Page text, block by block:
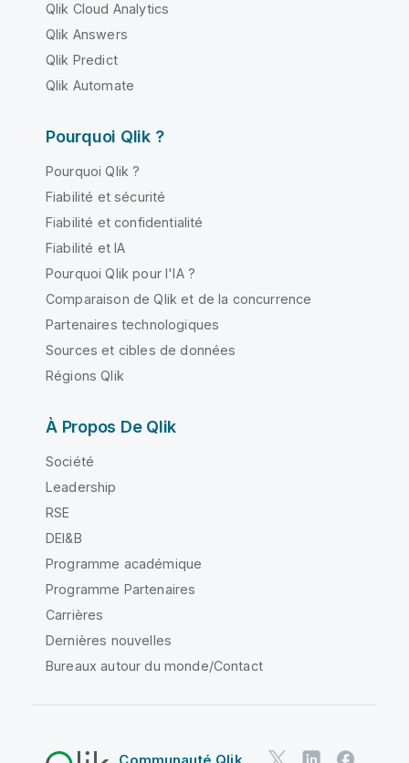
Qlik Cloud Analytics
Qlik Answers
Qlik Predict
Qlik Automate
Pourquoi Qlik ?
Pourquoi Qlik ?
Fiabilité et sécurité
Fiabilité et confidentialité
Fiabilité et IA
Pourquoi Qlik pour l'IA ?
Comparaison de Qlik et de la concurrence
Partenaires technologiques
Sources et cibles de données
Régions Qlik
À Propos De Qlik
Société
Leadership
RSE
DEI&B
Programme académique
Programme Partenaires
Carrières
Dernières nouvelles
Bureaux autour du monde/Contact